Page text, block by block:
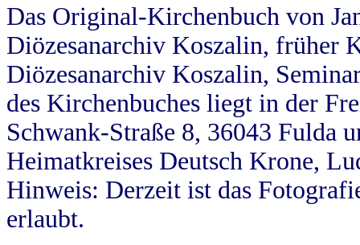
Das Original-Kirchenbuch von
Diözesanarchiv Koszalin, früher
Diözesanarchiv Koszalin,
des Kirchenbuches liegt in der
Schwank-Straße 8, 36043 Fulda
Heimatkreises Deutsch Krone,
Hinweis: Derzeit ist das
erlaubt.